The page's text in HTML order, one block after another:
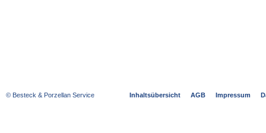
© Besteck & Porzellan Service Inhaltsübersicht AGB Impressum